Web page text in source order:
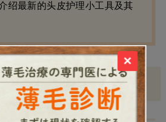
绍最新的头皮护理小工具及其
×